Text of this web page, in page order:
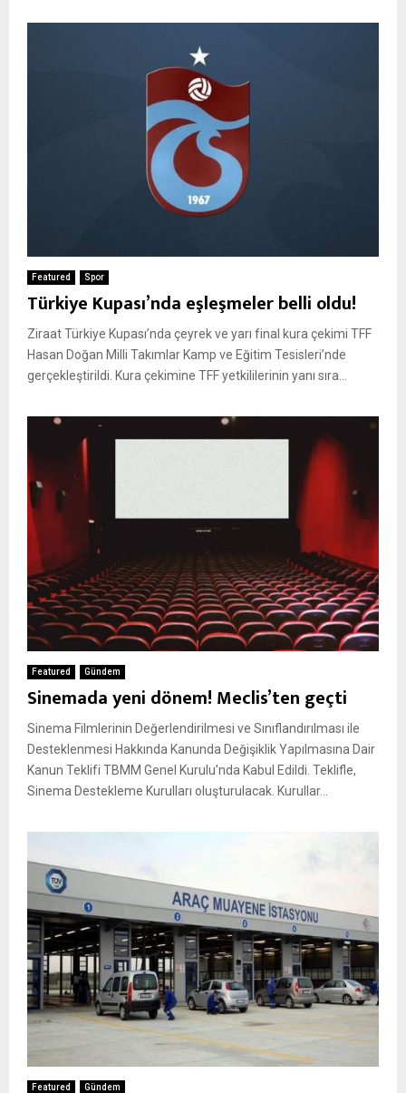
Featured Spor
Türkiye Kupası’nda eşleşmeler belli oldu!
Ziraat Türkiye Kupası’nda çeyrek ve yarı final kura çekimi TFF
Hasan Doğan Milli Takımlar Kamp ve Eğitim Tesisleri’nde
gerçekleştirildi. Kura çekimine TFF yetkililerinin yanı sıra...
Featured Gündem
Sinemada yeni dönem! Meclis’ten geçti
Sinema Filmlerinin Değerlendirilmesi ve Sınıflandırılması ile
Desteklenmesi Hakkında Kanunda Değişiklik Yapılmasına Dair
Kanun Teklifi TBMM Genel Kurulu’nda Kabul Edildi. Teklifle,
Sinema Destekleme Kurulları oluşturulacak. Kurullar...
Featured Gündem